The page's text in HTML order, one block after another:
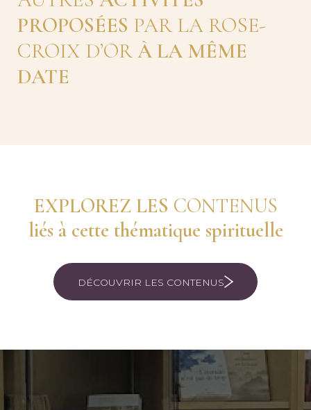
PROPOSÉES PAR LA ROSE-
CROIX D’ORÀ LA MÊME
DATE
EXPLOREZ LES CONTENUS
liés à cette thématique spirituelle
DÉCOUVRIR LES CONTENUS